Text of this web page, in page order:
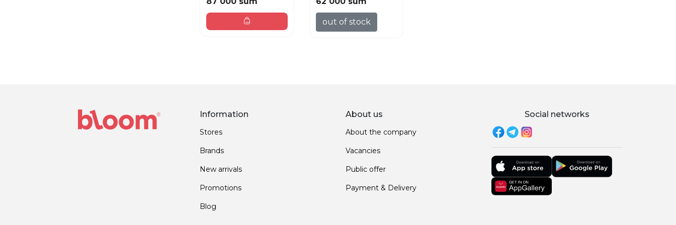
out of stock
Information
Stores
Brands
New arrivals
Promotions
Blog
About us
About the company
Vacancies
Public offer
Payment & Delivery
Social networks